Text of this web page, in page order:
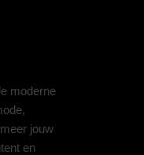
moderne
jouw
en